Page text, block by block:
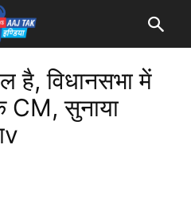
है, विधानसभा में
CM, सुनाया